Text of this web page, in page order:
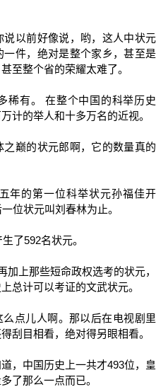
以前好像说，哟，这人中状元
件，绝对是整个家乡，甚至是
至整个省的荣耀太难了。
稀有。 在整个中国的科举历史
计的举人和十多万名的近视。
巅的状元郎啊，它的数量真的
年的第一位科举状元孙福佳开
位状元叫刘春林为止。
了592名状元。
上那些短命政权选考的状元，
总计可以考证的文武状元。
点儿人啊。那以后在电视剧里
刮目相看，绝对得另眼相看。
，中国历史上一共才493位，皇
了那么一点而已。